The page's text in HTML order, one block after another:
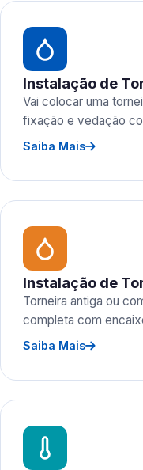
Instalação de
Vai colocar uma
fixação e vedação
Saiba Mais
Instalação de
Torneira antiga ou
completa com
Saiba Mais